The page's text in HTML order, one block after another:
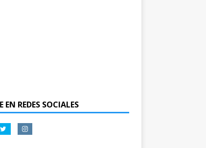
EN REDES SOCIALES